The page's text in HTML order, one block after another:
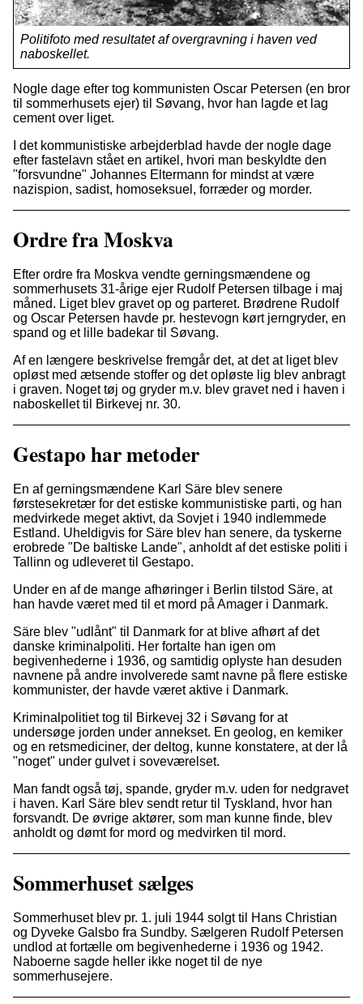
Politifoto med resultatet af overgravning i haven ved
naboskellet.
Nogle dage efter tog kommunisten Oscar Petersen (en bror
til sommerhusets ejer) til Søvang, hvor han lagde et lag
cement over liget.
I det kommunistiske arbejderblad havde der nogle dage
efter fastelavn stået en artikel, hvori man beskyldte den
"forsvundne" Johannes Eltermann for mindst at være
nazispion, sadist, homoseksuel, forræder og morder.
Ordre fra Moskva
Efter ordre fra Moskva vendte gerningsmændene og
sommerhusets 31-årige ejer Rudolf Petersen tilbage i maj
måned. Liget blev gravet op og parteret. Brødrene Rudolf
og Oscar Petersen havde pr. hestevogn kørt jerngryder, en
spand og et lille badekar til Søvang.
Af en længere beskrivelse fremgår det, at det at liget blev
opløst med ætsende stoffer og det opløste lig blev anbragt
i graven. Noget tøj og gryder m.v. blev gravet ned i haven i
naboskellet til Birkevej nr. 30.
Gestapo har metoder
En af gerningsmændene Karl Säre blev senere
førstesekretær for det estiske kommunistiske parti, og han
medvirkede meget aktivt, da Sovjet i 1940 indlemmede
Estland. Uheldigvis for Säre blev han senere, da tyskerne
erobrede "De baltiske Lande", anholdt af det estiske politi i
Tallinn og udleveret til Gestapo.
Under en af de mange afhøringer i Berlin tilstod Säre, at
han havde været med til et mord på Amager i Danmark.
Säre blev "udlånt" til Danmark for at blive afhørt af det
danske kriminalpoliti. Her fortalte han igen om
begivenhederne i 1936, og samtidig oplyste han desuden
navnene på andre involverede samt navne på flere estiske
kommunister, der havde været aktive i Danmark.
Kriminalpolitiet tog til Birkevej 32 i Søvang for at
undersøge jorden under annekset. En geolog, en kemiker
og en retsmediciner, der deltog, kunne konstatere, at der lå
"noget" under gulvet i soveværelset.
Man fandt også tøj, spande, gryder m.v. uden for nedgravet
i haven. Karl Säre blev sendt retur til Tyskland, hvor han
forsvandt. De øvrige aktører, som man kunne finde, blev
anholdt og dømt for mord og medvirken til mord.
Sommerhuset sælges
Sommerhuset blev pr. 1. juli 1944 solgt til Hans Christian
og Dyveke Galsbo fra Sundby. Sælgeren Rudolf Petersen
undlod at fortælle om begivenhederne i 1936 og 1942.
Naboerne sagde heller ikke noget til de nye
sommerhusejere.